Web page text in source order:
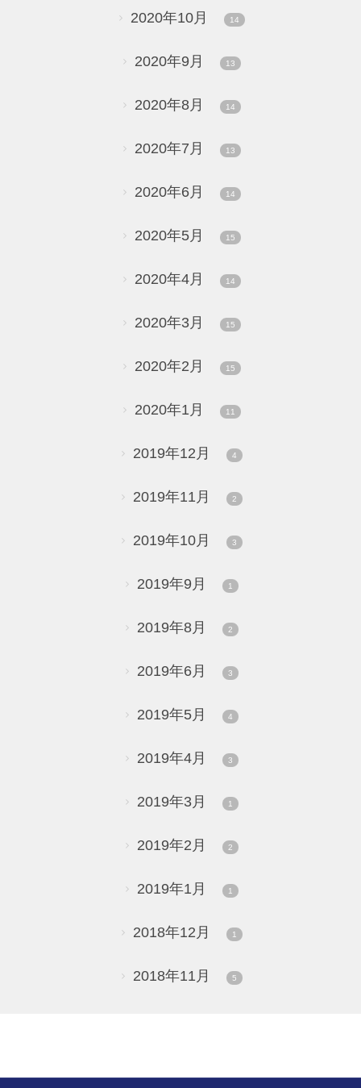
2020年10月 14
2020年9月 13
2020年8月 14
2020年7月 13
2020年6月 14
2020年5月 15
2020年4月 14
2020年3月 15
2020年2月 15
2020年1月 11
2019年12月 4
2019年11月 2
2019年10月 3
2019年9月 1
2019年8月 2
2019年6月 3
2019年5月 4
2019年4月 3
2019年3月 1
2019年2月 2
2019年1月 1
2018年12月 1
2018年11月 5